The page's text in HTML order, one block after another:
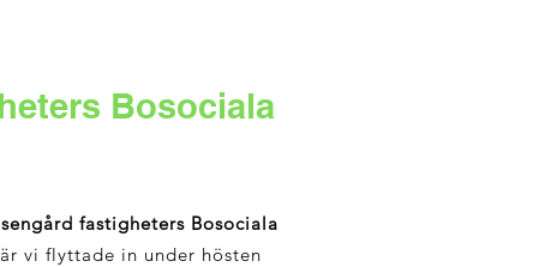
Bosociala
fastigheters Bosociala
vi flyttade in under hösten